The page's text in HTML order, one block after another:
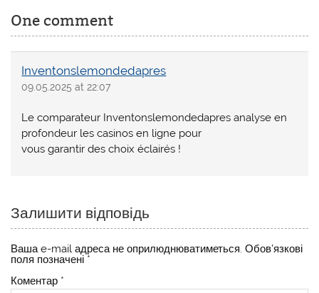
One comment
Inventonslemondedapres
09.05.2025 at 22:07
Le comparateur Inventonslemondedapres analyse en
profondeur les casinos en ligne pour
vous garantir des choix éclairés !
Залишити відповідь
Ваша e-mail адреса не оприлюднюватиметься. Обов’язкові
поля позначені *
Коментар *